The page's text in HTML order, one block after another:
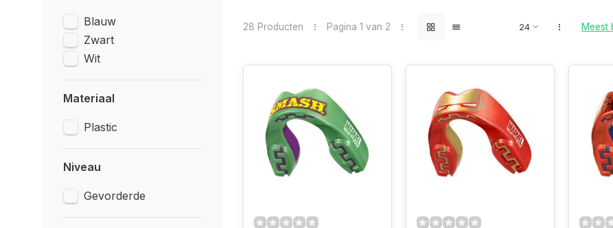
Blauw
Zwart
Wit
Materiaal
Plastic
Niveau
Gevorderde
28 Producten Pagina 1 van 2 Meest